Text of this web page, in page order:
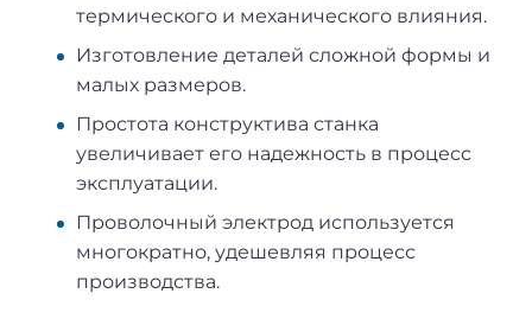
термического и механического влияния.
Изготовление деталей сложной формы и
малых размеров.
Простота конструктива станка
увеличивает его надежность в процесс
эксплуатации.
Проволочный электрод используется
многократно, удешевляя процесс
производства.